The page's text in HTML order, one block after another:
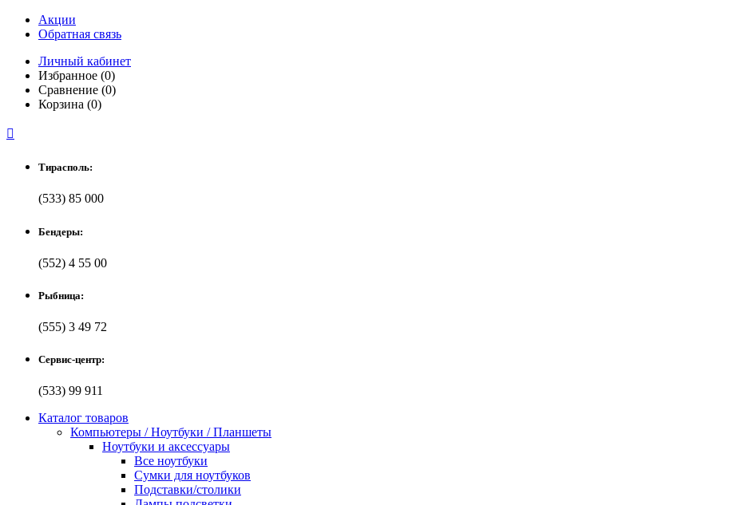
Акции
Обратная связь
Личный кабинет
Избранное (0)
Сравнение (0)
Корзина (0)

Тирасполь:
(533) 85 000
Бендеры:
(552) 4 55 00
Рыбница:
(555) 3 49 72
Сервис-центр:
(533) 99 911
Каталог товаров
Компьютеры / Ноутбуки / Планшеты
Ноутбуки и аксессуары
Все ноутбуки
Сумки для ноутбуков
Подставки/столики